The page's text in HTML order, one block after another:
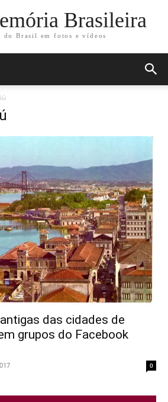
Brasileira
do Brasil em fotos e vídeos
das cidades de
grupos do Facebook
0